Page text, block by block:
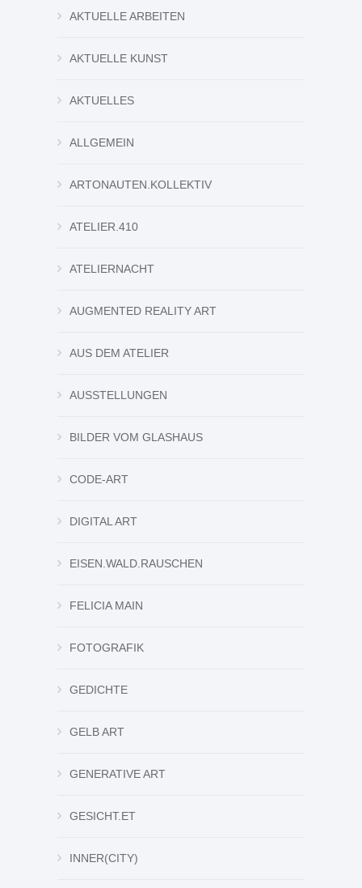
AKTUELLE ARBEITEN
AKTUELLE KUNST
AKTUELLES
ALLGEMEIN
ARTONAUTEN.KOLLEKTIV
ATELIER.410
ATELIERNACHT
AUGMENTED REALITY ART
AUS DEM ATELIER
AUSSTELLUNGEN
BILDER VOM GLASHAUS
CODE-ART
DIGITAL ART
EISEN.WALD.RAUSCHEN
FELICIA MAIN
FOTOGRAFIK
GEDICHTE
GELB ART
GENERATIVE ART
GESICHT.ET
INNER(CITY)